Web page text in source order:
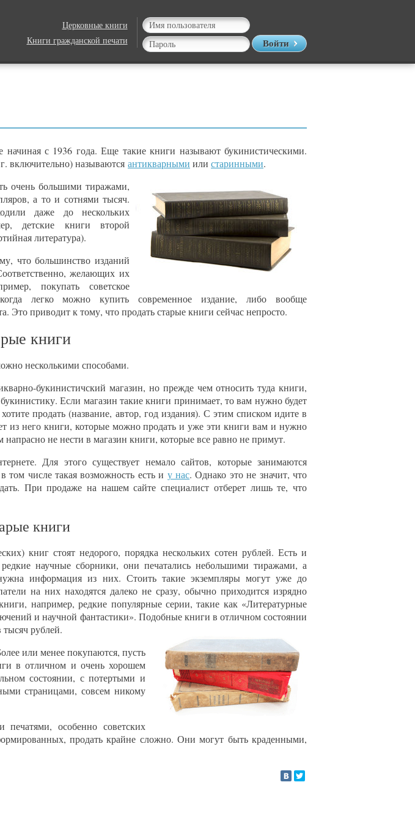
Войти
Церковные книги
Книги гражданской печати
с 1936 года. Еще такие книги называют букинистическими.
включительно) называются антикварными или старинными.
очень большими тиражами,
а то и сотнями тысяч.
даже до нескольких
детские книги второй
литература).
что большинство изданий
желающих их
покупать советское
легко можно купить современное издание, либо вообще
Это приводит к тому, что продать старые книги сейчас непросто.
книги
несколькими способами.
букинистичский магазин, но прежде чем относить туда книги,
Если магазин такие книги принимает, то вам нужно будет
продать (название, автор, год издания). С этим списком идите в
из него книги, которые можно продать и уже эти книги вам и нужно
не нести в магазин книги, которые все равно не примут.
Для этого существует немало сайтов, которые занимаются
числе такая возможность есть и у нас. Однако это не значит, что
При продаже на нашем сайте специалист отберет лишь те, что
книги
книг стоят недорого, порядка нескольких сотен рублей. Есть и
научные сборники, они печатались небольшими тиражами, а
информация из них. Стоить такие экземпляры могут уже до
на них находятся далеко не сразу, обычно приходится изрядно
например, редкие популярные серии, такие как «Литературные
и научной фантастики». Подобные книги в отличном состоянии
тысяч рублей.
или менее покупаются, пусть
в отличном и очень хорошем
состоянии, с потертыми и
страницами, совсем никому
особенно советских
продать крайне сложно. Они могут быть краденными,